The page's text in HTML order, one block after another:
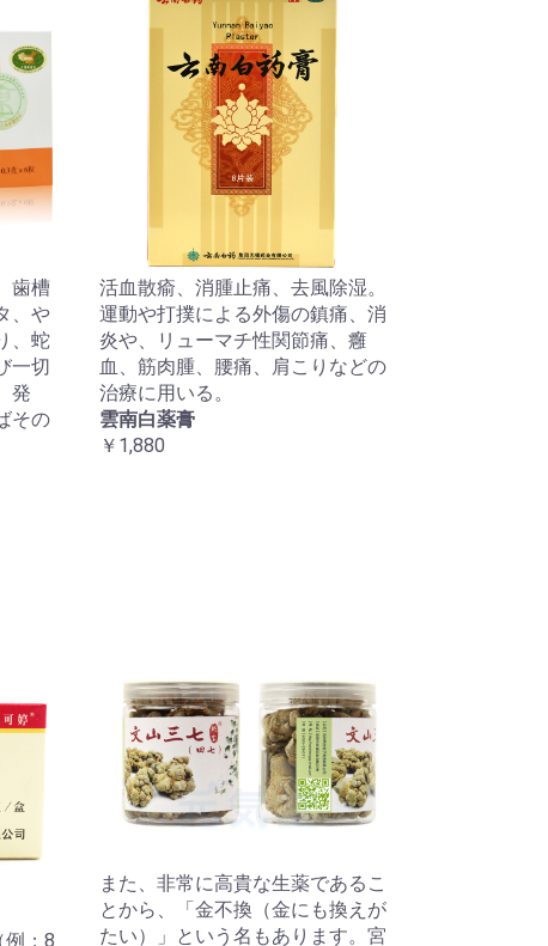
歯槽
、や
、蛇
一切
発
その
活血散瘉、消腫止痛、去風除湿。
運動や打撲による外傷の鎮痛、消
炎や、リューマチ性関節痛、癰
血、筋肉腫、腰痛、肩こりなどの
治療に用いる。
雲南白薬膏
￥1,880
例：8
また、非常に高貴な生薬であるこ
とから、「金不換（金にも換えが
たい）」という名もあります。宮